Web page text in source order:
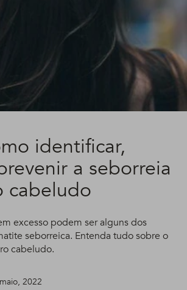
identificar,
a seborreia
cabeludo
excesso podem ser alguns dos
seborreica. Entenda tudo sobre o
cabeludo.
2022